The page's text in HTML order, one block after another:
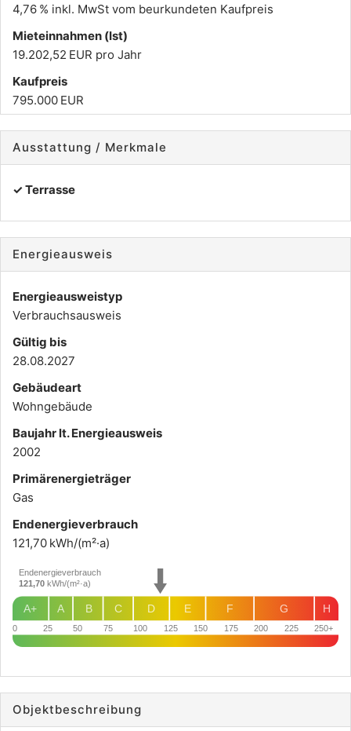
4,76 % inkl. MwSt vom beurkundeten Kaufpreis
Mieteinnahmen (Ist)
19.202,52 EUR pro Jahr
Kaufpreis
795.000 EUR
Ausstattung / Merkmale
✓ Terrasse
Energieausweis
Energieausweistyp
Verbrauchs­ausweis
Gültig bis
28.08.2027
Gebäudeart
Wohngebäude
Baujahr lt. Energieausweis
2002
Primärenergieträger
Gas
Endenergie­verbrauch
121,70 kWh/(m²·a)
0 25 50 75 100 125 150 175 200 225 250+
H
G
F
E
D
C
B
A
A+
Endenergieverbrauch
121,70kWh/(m²·a)
Objekt­beschreibung